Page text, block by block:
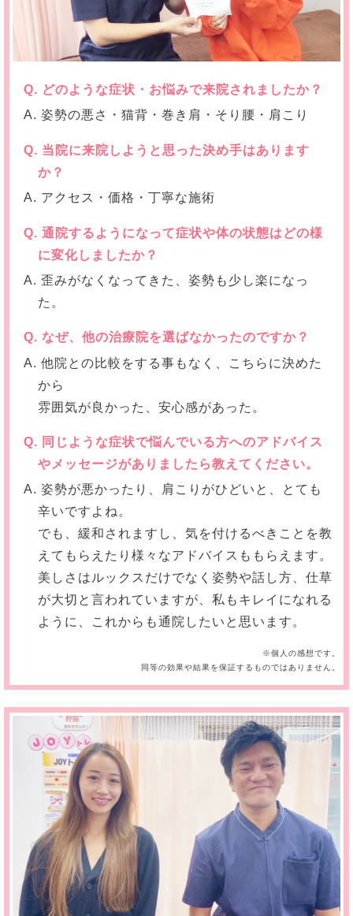
Q. どのような症状・お悩みで来院されましたか？
A. 姿勢の悪さ・猫背・巻き肩・そり腰・肩こり
Q. 当院に来院しようと思った決め手はあります
か？
A. アクセス・価格・丁寧な施術
Q. 通院するようになって症状や体の状態はどの様
に変化しましたか？
A. 歪みがなくなってきた、姿勢も少し楽になっ
た。
Q. なぜ、他の治療院を選ばなかったのですか？
A. 他院との比較をする事もなく、こちらに決めた
から
雰囲気が良かった、安心感があった。
Q. 同じような症状で悩んでいる方へのアドバイス
やメッセージがありましたら教えてください。
A. 姿勢が悪かったり、肩こりがひどいと、とても
辛いですよね。
でも、緩和されますし、気を付けるべきことを教
えてもらえたり様々なアドバイスももらえます。
美しさはルックスだけでなく姿勢や話し方、仕草
が大切と言われていますが、私もキレイになれる
ように、これからも通院したいと思います。
※個人の感想です。
同等の効果や結果を保証するものではありません。